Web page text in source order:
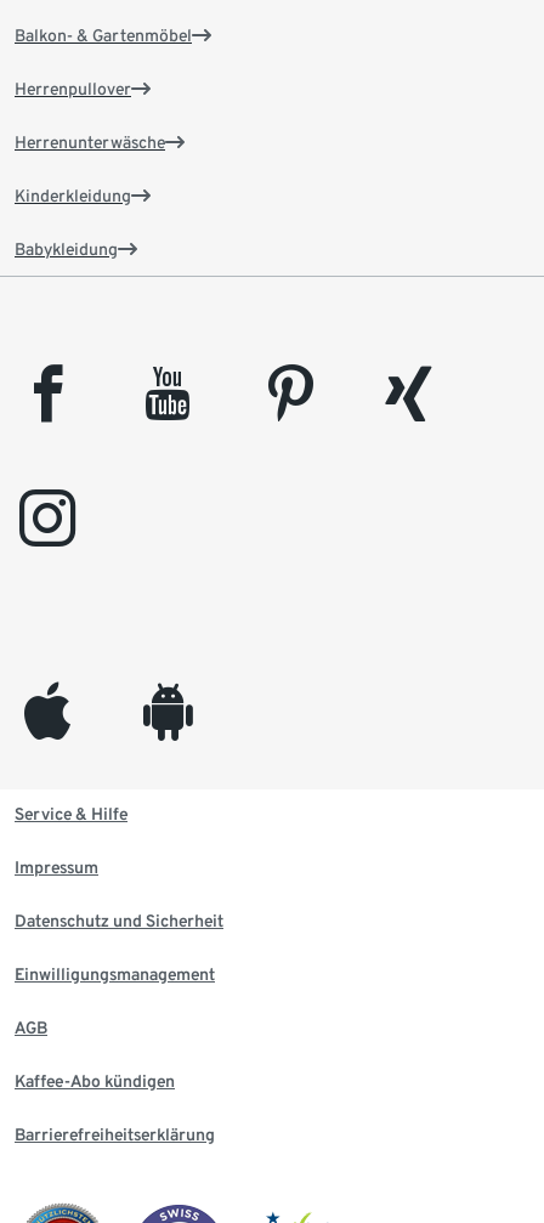
Balkon- & Gartenmöbel
Herrenpullover
Herrenunterwäsche
Kinderkleidung
Babykleidung
facebook youtube pinterest
xing
instagram
appleinc android
Service & Hilfe
Impressum
Datenschutz und Sicherheit
Einwilligungsmanagement
AGB
Kaffee-Abo kündigen
Barrierefreiheitserklärung